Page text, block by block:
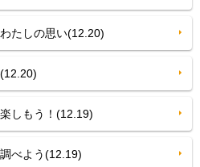
たしの思い(12.20)
しもう！(12.19)
べよう(12.19)